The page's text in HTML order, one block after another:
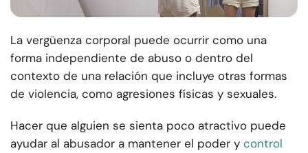
La vergüenza corporal puede ocurrir como una
forma independiente de abuso o dentro del
contexto de una relación que incluye otras formas
de violencia, como agresiones físicas y sexuales.
Hacer que alguien se sienta poco atractivo puede
ayudar al abusador a mantener el poder y control